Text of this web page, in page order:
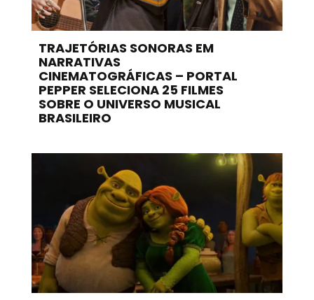
TRAJETÓRIAS SONORAS EM
NARRATIVAS
CINEMATOGRÁFICAS – PORTAL
PEPPER SELECIONA 25 FILMES
SOBRE O UNIVERSO MUSICAL
BRASILEIRO